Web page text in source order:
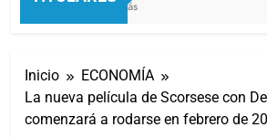
32 Minutos Atrás
Inicio
ECONOMÍA
La nueva película de Scorsese con
comenzará a rodarse en febrero de